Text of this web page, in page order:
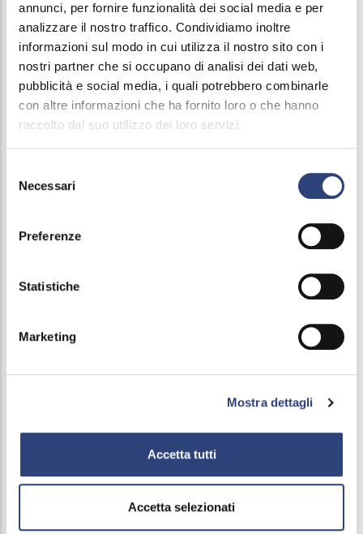
annunci, per fornire funzionalità dei social media e per
analizzare il nostro traffico. Condividiamo inoltre
informazioni sul modo in cui utilizza il nostro sito con i
nostri partner che si occupano di analisi dei dati web,
pubblicità e social media, i quali potrebbero combinarle
con altre informazioni che ha fornito loro o che hanno
raccolto dal suo utilizzo dei loro servizi.
delNecessari
Preferenze
Statistiche
Marketing
Mostra dettagli
Accetta tutti
Accetta selezionati
Titolari di incarichi politici, di amministrazione,
di direzione o di governo
Sanzioni per mancata comunicazione dei dati
Articolazione degli uffici
Personale
Sovvenzioni, contributi, sussidi, vantaggi
economici